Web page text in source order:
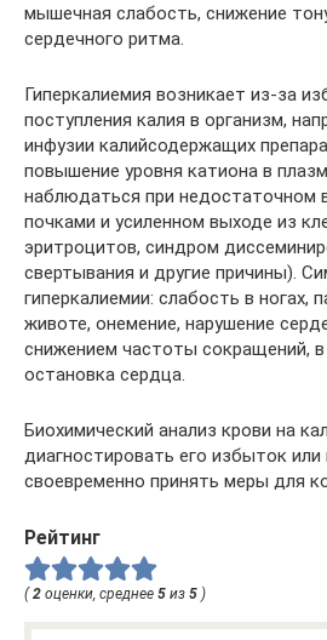
мышечная слабость, снижение
сердечного ритма.
Гиперкалиемия возникает из-за
поступления калия в организм,
инфузии калийсодержащих
повышение уровня катиона в
наблюдаться при недостаточном
почками и усиленном выходе из
эритроцитов, синдром
свертывания и другие причины).
гиперкалиемии: слабость в ногах,
животе, онемение, нарушение
снижением частоты сокращений,
остановка сердца.
Биохимический анализ крови на
диагностировать его избыток
своевременно принять меры для
Рейтинг
( 2 оценки, среднее 5 из 5 )